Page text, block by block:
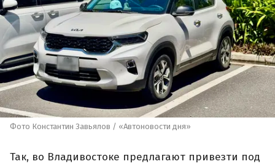
Фото Константин Завьялов / «Автоновости дня»
Так, во Владивостоке предлагают привезти под